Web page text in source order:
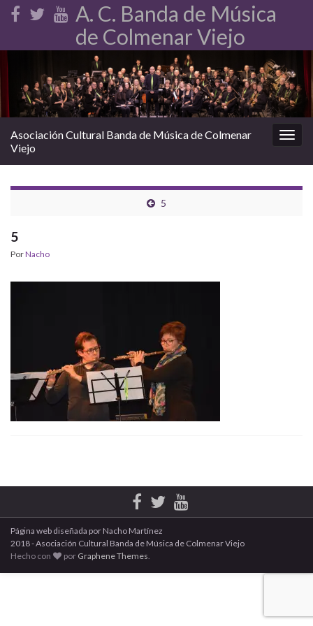
A. C. Banda de Música
de Colmenar Viejo
Asociación Cultural Banda de Música de Colmenar
Viejo
5
5
PorNacho
Página web diseñada por Nacho Martínez
2018 - Asociación Cultural Banda de Música de Colmenar Viejo
Hecho con
por Graphene Themes